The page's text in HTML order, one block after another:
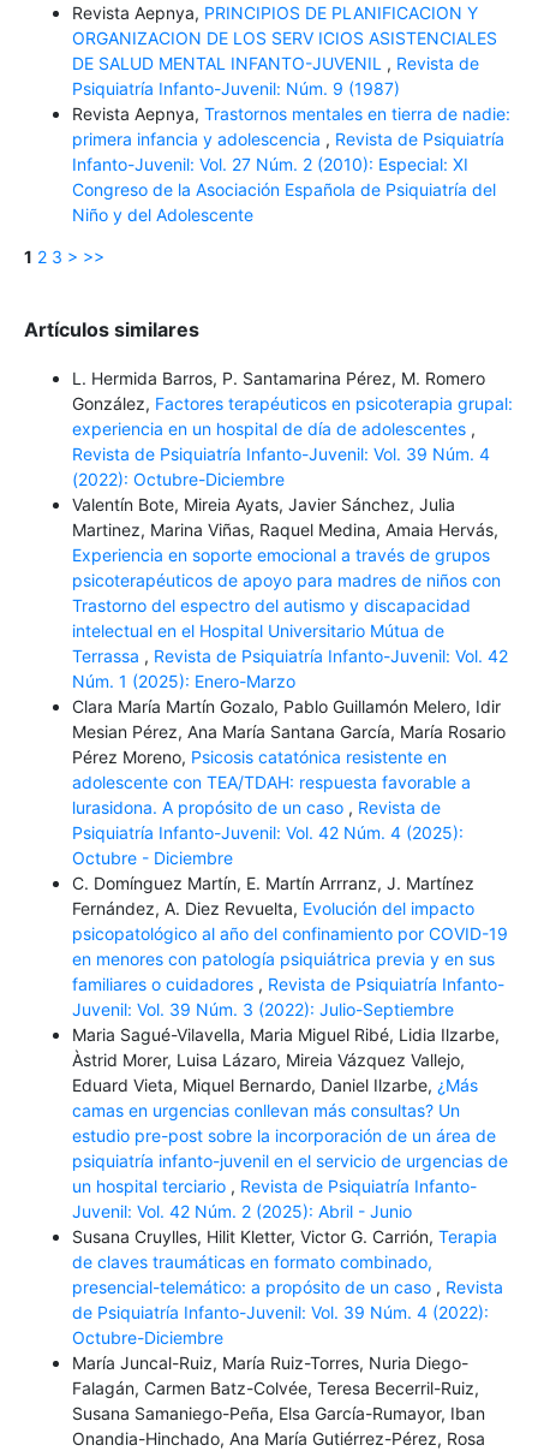
Revista Aepnya, PRINCIPIOS DE PLANIFICACION Y
ORGANIZACION DE LOS SERV ICIOS ASISTENCIALES
DE SALUD MENTAL INFANTO-JUVENIL , Revista de
Psiquiatría Infanto-Juvenil: Núm. 9 (1987)
Revista Aepnya, Trastornos mentales en tierra de nadie:
primera infancia y adolescencia , Revista de Psiquiatría
Infanto-Juvenil: Vol. 27 Núm. 2 (2010): Especial: XI
Congreso de la Asociación Española de Psiquiatría del
Niño y del Adolescente
1 2 3 > >>
Artículos similares
L. Hermida Barros, P. Santamarina Pérez, M. Romero
González, Factores terapéuticos en psicoterapia grupal:
experiencia en un hospital de día de adolescentes ,
Revista de Psiquiatría Infanto-Juvenil: Vol. 39 Núm. 4
(2022): Octubre-Diciembre
Valentín Bote, Mireia Ayats, Javier Sánchez, Julia
Martinez, Marina Viñas, Raquel Medina, Amaia Hervás,
Experiencia en soporte emocional a través de grupos
psicoterapéuticos de apoyo para madres de niños con
Trastorno del espectro del autismo y discapacidad
intelectual en el Hospital Universitario Mútua de
Terrassa , Revista de Psiquiatría Infanto-Juvenil: Vol. 42
Núm. 1 (2025): Enero-Marzo
Clara María Martín Gozalo, Pablo Guillamón Melero, Idir
Mesian Pérez, Ana María Santana García, María Rosario
Pérez Moreno, Psicosis catatónica resistente en
adolescente con TEA/TDAH: respuesta favorable a
lurasidona. A propósito de un caso , Revista de
Psiquiatría Infanto-Juvenil: Vol. 42 Núm. 4 (2025):
Octubre - Diciembre
C. Domínguez Martín, E. Martín Arrranz, J. Martínez
Fernández, A. Diez Revuelta, Evolución del impacto
psicopatológico al año del confinamiento por COVID-19
en menores con patología psiquiátrica previa y en sus
familiares o cuidadores , Revista de Psiquiatría Infanto-
Juvenil: Vol. 39 Núm. 3 (2022): Julio-Septiembre
Maria Sagué-Vilavella, Maria Miguel Ribé, Lidia Ilzarbe,
Àstrid Morer, Luisa Lázaro, Mireia Vázquez Vallejo,
Eduard Vieta, Miquel Bernardo, Daniel Ilzarbe, ¿Más
camas en urgencias conllevan más consultas? Un
estudio pre-post sobre la incorporación de un área de
psiquiatría infanto-juvenil en el servicio de urgencias de
un hospital terciario , Revista de Psiquiatría Infanto-
Juvenil: Vol. 42 Núm. 2 (2025): Abril - Junio
Susana Cruylles, Hilit Kletter, Victor G. Carrión, Terapia
de claves traumáticas en formato combinado,
presencial-telemático: a propósito de un caso , Revista
de Psiquiatría Infanto-Juvenil: Vol. 39 Núm. 4 (2022):
Octubre-Diciembre
María Juncal-Ruiz, María Ruiz-Torres, Nuria Diego-
Falagán, Carmen Batz-Colvée, Teresa Becerril-Ruiz,
Susana Samaniego-Peña, Elsa García-Rumayor, Iban
Onandia-Hinchado, Ana María Gutiérrez-Pérez, Rosa